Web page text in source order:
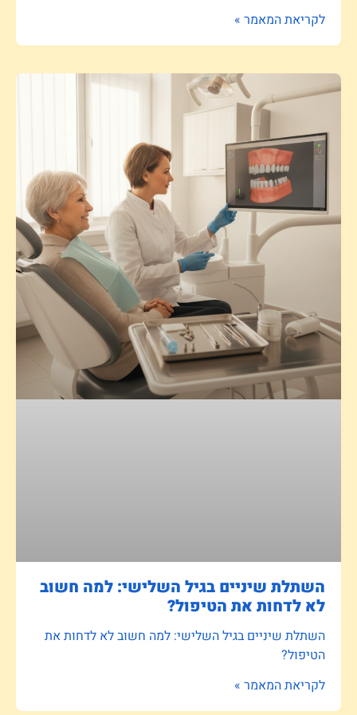
לקריאת המאמר »
השתלת שיניים בגיל השלישי: למה חשוב
לא לדחות את הטיפול?
השתלת שיניים בגיל השלישי: למה חשוב לא לדחות את
הטיפול?
לקריאת המאמר »